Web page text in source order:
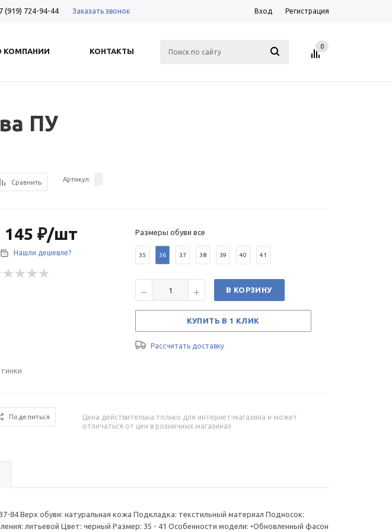
(919) 724-94-44 Заказать звонок Вход Регистрация
КОМПАНИИ КОНТАКТЫ
0
ПУ
Сравнить Артикул:
145 ₽/шт
Нашли дешевле?
Размеры обуви все
35 36 37 38 39 40 41
В КОРЗИНУ
КУПИТЬ В 1 КЛИК
Рассчитать доставку
Поделиться
Цена действительна только для интернет-магазина и может
отличаться от цен в розничных магазинах
Верх обуви: натуральная кожа Подкладка: текстильный материал Подносок:
литьевой Цвет: черный Размер: 35 - 41 Особенности модели: •Обновленный фасон